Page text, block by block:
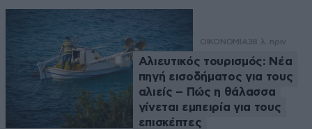
ΟΙΚΟΝΟΜΙΑ38 λ. πριν
Αλιευτικός τουρισμός: Νέα
πηγή εισοδήματος για τους
αλιείς – Πώς η θάλασσα
γίνεται εμπειρία για τους
επισκέπτες